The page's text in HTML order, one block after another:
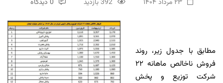
۲۳ مرداد ۱۴۰۴ 392 بازدید 0 دیدگاه
مطابق با جدول زیر، روند
فروش ناخالص ماهانه ۲۲
شرکت توزیع و پخش